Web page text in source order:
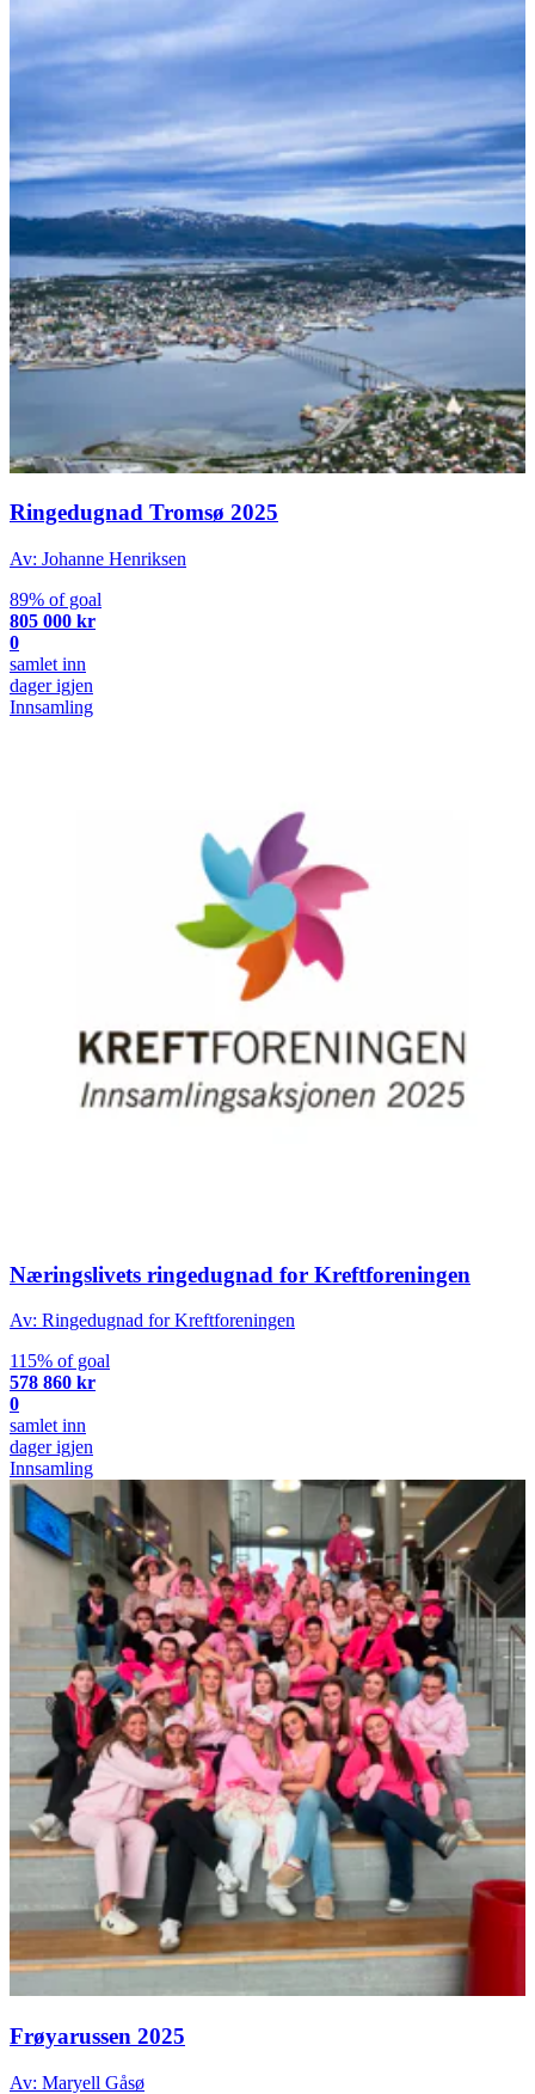
Ringedugnad Tromsø 2025
Av: Johanne Henriksen
89% of goal
805 000 kr
0
samlet inn
dager igjen
Innsamling
Næringslivets ringedugnad for Kreftforeningen
Av: Ringedugnad for Kreftforeningen
115% of goal
578 860 kr
0
samlet inn
dager igjen
Innsamling
Frøyarussen 2025
Av: Maryell Gåsø